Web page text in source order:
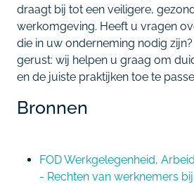
draagt bij tot een veiligere,
werkomgeving. Heeft u vragen
die in uw onderneming nodig
gerust: wij helpen u graag om
en de juiste praktijken toe te
Bronnen
FOD Werkgelegenheid,
- Rechten van werknemers